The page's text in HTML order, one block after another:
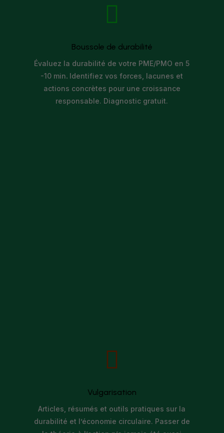

Boussole de durabilité
Évaluez la durabilité de votre PME/PMO en 5
-10 min. Identifiez vos forces, lacunes et
actions concrètes pour une croissance
responsable. Diagnostic gratuit.

Vulgarisation
Articles, résumés et outils pratiques sur la
durabilité et l’économie circulaire. Passer de